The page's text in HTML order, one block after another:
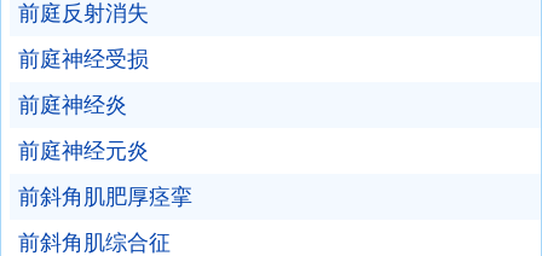
前庭反射消失
前庭神经受损
前庭神经炎
前庭神经元炎
前斜角肌肥厚痉挛
前斜角肌综合征